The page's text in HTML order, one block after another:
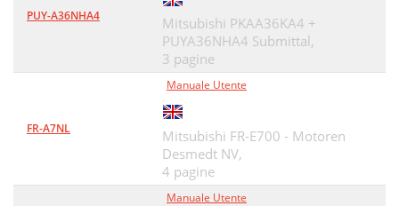
PUY-A36NHA4
Mitsubishi PKAA36KA4 +
PUYA36NHA4 Submittal,
3 pagine
FR-A7NL
Manuale Utente
Mitsubishi FR-E700 - Motoren
Desmedt NV,
4 pagine
Manuale Utente